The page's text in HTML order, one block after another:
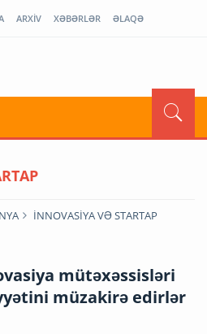
ARXİV XƏBƏRLƏR ƏLAQƏ
İNNOVASİYA VƏ STARTAP
mütəxəssisləri
müzakirə edirlər